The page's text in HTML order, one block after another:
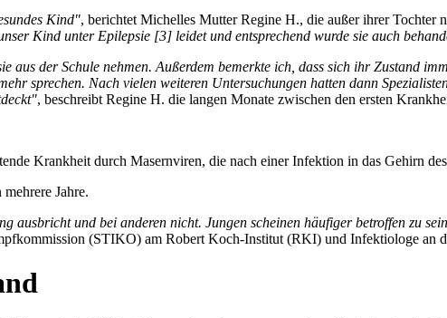
Kind", berichtet Michelles Mutter Regine H., die außer ihrer Tochter
Kind unter Epilepsie [3] leidet und entsprechend wurde sie auch
aus der Schule nehmen. Außerdem bemerkte ich, dass sich ihr Zustand
sprechen. Nach vielen weiteren Untersuchungen hatten dann
, beschreibt Regine H. die langen Monate zwischen den ersten
Krankheit durch Masernviren, die nach einer Infektion in das Gehirn
Jahre.
ausbricht und bei anderen nicht. Jungen scheinen häufiger betroffen zu
(STIKO) am Robert Koch-Institut (RKI) und Infektiologe an